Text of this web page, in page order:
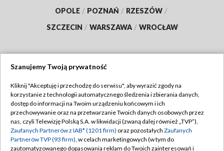
OPOLE / POZNAŃ / RZESZÓW /
SZCZECIN / WARSZAWA / WROCŁAW
TVP
Abonament TVP
Emisja w TVP
Centrum informacji TVP
Regulamin TVP
Polityka prywatności
Moje zgody
Szanujemy Twoją prywatność
Kliknij "Akceptuję i przechodzę do serwisu", aby wyrazić zgody na
korzystanie z technologii automatycznego śledzenia i zbierania danych,
dostęp do informacji na Twoim urządzeniu końcowym i ich
przechowywanie oraz na przetwarzanie Twoich danych osobowych przez
nas, czyli Telewizję Polską S.A. w likwidacji (zwaną dalej również „TVP”),
Zaufanych Partnerów z IAB* (1201 firm) oraz pozostałych Zaufanych
Partnerów TVP (93 firm), w celach marketingowych (w tym do
zautomatyzowanego dopasowania reklam do Twoich zainteresowań i